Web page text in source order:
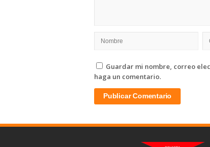
Guardar mi nombre, correo
haga un comentario.